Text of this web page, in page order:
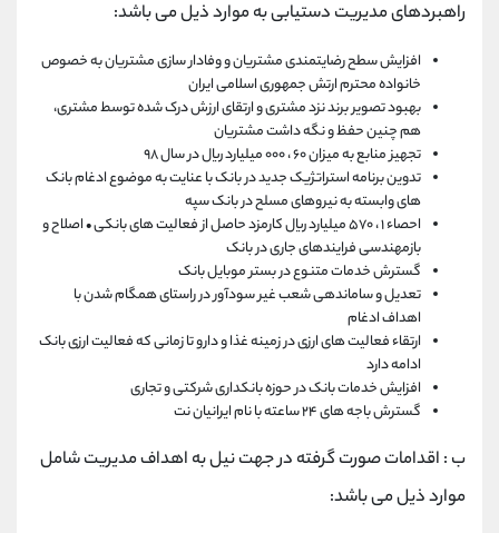
راهبردهای مدیریت دستیابی به موارد ذیل می باشد:
افزایش سطح رضایتمندی مشتریان و وفادار سازی مشتریان به خصوص
خانواده محترم ارتش جمهوری اسلامی ایران
بهبود تصویر برند نزد مشتری و ارتقای ارزش درک شده توسط مشتری،
هم چنین حفظ و نگه داشت مشتریان
تجهیز منابع به میزان ۶۰ ، ۰۰۰ میلیارد ریال در سال ۹۸
تدوین برنامه استراتژیک جدید در بانک با عنایت به موضوع ادغام بانک
های وابسته به نیروهای مسلح در بانک سپه
احصاء ۱ ، ۵۷۰ میلیارد ریال کارمزد حاصل از فعالیت های بانکی • اصلاح و
بازمهندسی فرایندهای جاری در بانک
گسترش خدمات متنوع در بستر موبایل بانک
تعدیل و ساماندهی شعب غیر سودآور در راستای همگام شدن با
اهداف ادغام
ارتقاء فعالیت های ارزی در زمینه غذا و دارو تا زمانی که فعالیت ارزی بانک
ادامه دارد
افزایش خدمات بانک در حوزه بانکداری شرکتی و تجاری
گسترش باجه های ۲۴ ساعته با نام ایرانیان نت
ب : اقدامات صورت گرفته در جهت نیل به اهداف مدیریت شامل
موارد ذیل می باشد: